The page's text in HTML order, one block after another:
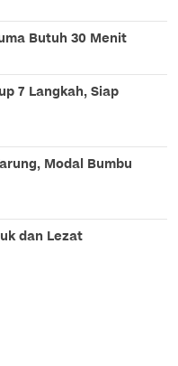
Butuh 30 Menit
7 Langkah, Siap
Modal Bumbu
dan Lezat